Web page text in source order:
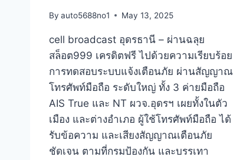
By auto5688no1 May 13, 2025
cell broadcast อุดรธานี – ผ่านฉลุย
สล็อต999 เครดิตฟรี ไปด้วยความเรียบร้อย
การทดสอบระบบแจ้งเตือนภัย ผ่านสัญญาณ
โทรศัพท์มือถือ ระดับใหญ่ ทั้ง 3 ค่ายมือถือ
AIS True และ NT ผวจ.อุดรฯ เผยทั้งในตัว
เมือง และต่างอำเภอ ผู้ใช้โทรศัพท์มือถือ ได้
รับข้อความ และเสียงสัญญาณเตือนภัย
ชัดเจน ตามที่กรมป้องกัน และบรรเทา